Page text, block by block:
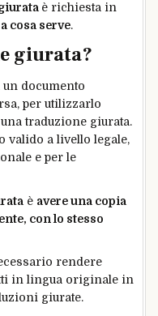
è richiesta in
a cosa serve.
giurata?
un documento
per utilizzarlo
traduzione giurata.
valido a livello legale,
e per le
è avere una copia
con lo stesso
rendere
in lingua originale in
giurate.